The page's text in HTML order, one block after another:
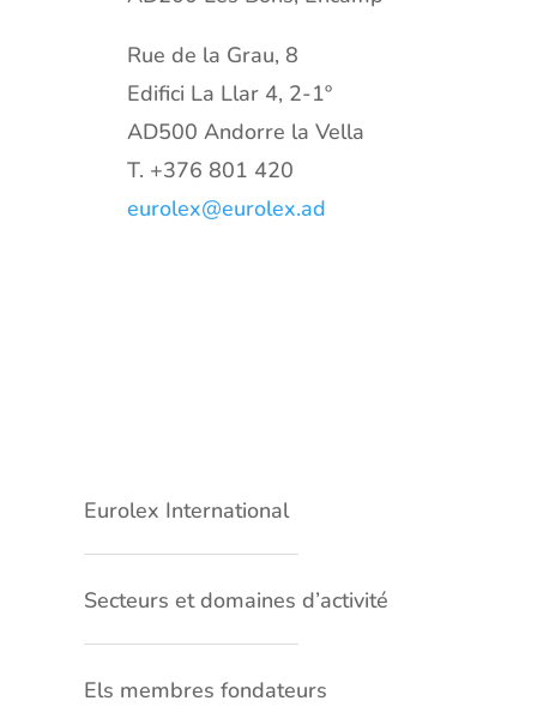
Rue de la Grau, 8
Edifici La Llar 4, 2-1º
AD500 Andorre la Vella
T. +376 801 420
eurolex@eurolex.ad
Eurolex International
Secteurs et domaines d’activité
Els membres fondateurs